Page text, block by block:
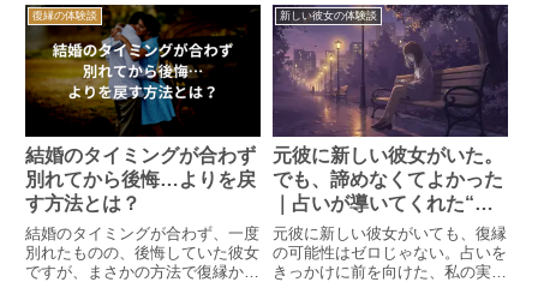
は相手の気持ちをまさかの方法で
知る事ができ、上手くいった時の
話を紹介します。
復縁の体験談
結婚のタイミングが合わず
別れてから後悔…よりを戻
す方法とは？
結婚のタイミングが合わず、一度
別れたものの、後悔していた彼女
ですが、まさかの方法で復縁から
新しい彼女の体験談
元彼に新しい彼女がいた。
でも、諦めなくてよかった
｜占いが導いてくれた“希
望の道筋”
元彼に新しい彼女がいても、復縁
の可能性はゼロじゃない。占いを
きっかけに前を向けた、私の実体